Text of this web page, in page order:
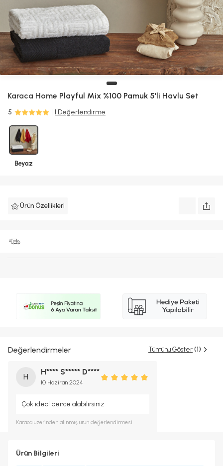
Karaca Home Playful Mix %100 Pamuk 5'li Havlu Set
5 1 Değerlendirme
Beyaz
Ürün Özellikleri
Değerlendirmeler Tümünü Göster (1)
H
H**** S***** D****
10 Haziran 2024
Çok ideal bence alabilirsiniz
Karaca üzerinden alınmış ürün değerlendirmesi.
Ürün Bilgileri